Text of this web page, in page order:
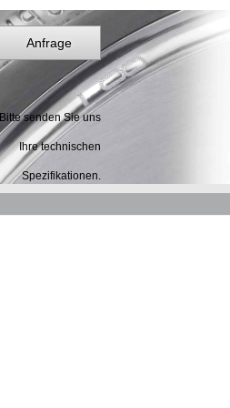
Anfrage
Bitte senden Sie uns
Ihre technischen
Spezifikationen.